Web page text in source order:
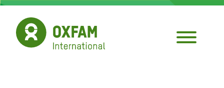
Pasar
contenido
principal